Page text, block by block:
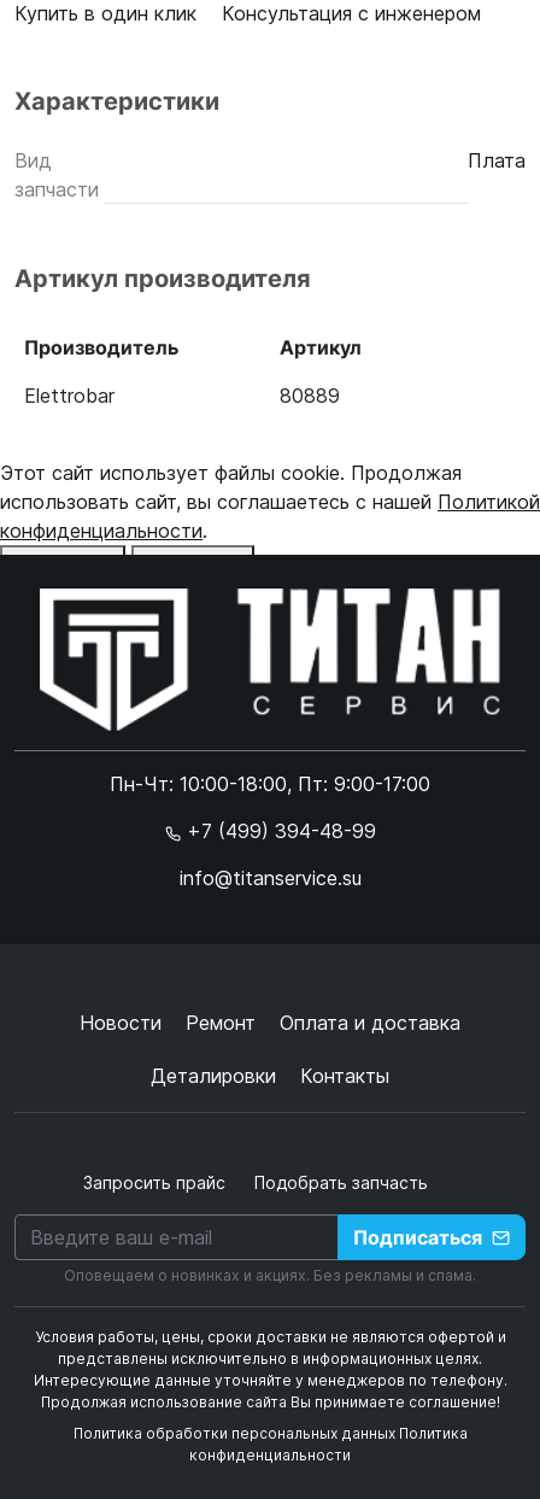
Купить в один клик
Консультация с инженером
Характеристики
Вид
запчасти
Плата
Артикул производителя
Производитель
Артикул
Elettrobar
80889
Пн-Чт: 10:00-18:00, Пт: 9:00-17:00
+7 (499) 394-48-99
info@titanservice.su
Новости Ремонт Оплата и доставка
Деталировки Контакты
Запросить прайс Подобрать запчасть
Подписаться
Оповещаем о новинках и акциях. Без рекламы и спама.
Условия работы, цены, сроки доставки не являются офертой и
представлены исключительно в информационных целях.
Интересующие данные уточняйте у менеджеров по телефону.
Продолжая использование сайта Вы принимаете соглашение!
Политика обработки персональных данных Политика
конфиденциальности
Этот сайт использует файлы cookie. Продолжая
использовать сайт, вы соглашаетесь с нашей Политикой
конфиденциальности.
Online чат
Online чат